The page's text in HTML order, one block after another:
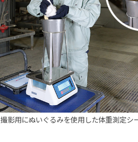
撮影用にぬいぐるみを使用した体重測定シ